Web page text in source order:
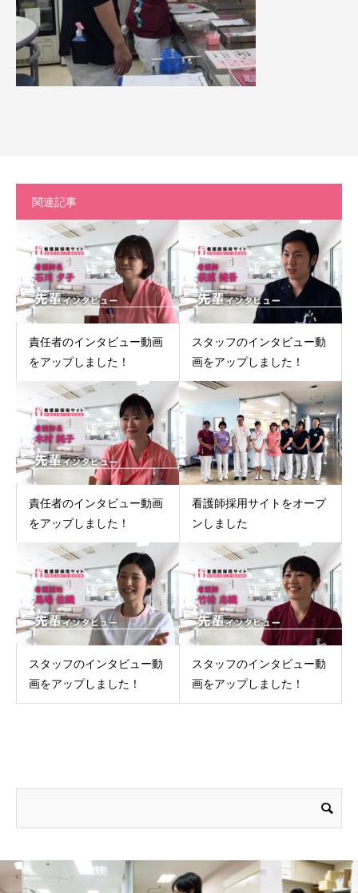
関連記事
責任者のインタビュー動画
をアップしました！
スタッフのインタビュー動
画をアップしました！
責任者のインタビュー動画
をアップしました！
看護師採用サイトをオープ
ンしました
スタッフのインタビュー動
画をアップしました！
スタッフのインタビュー動
画をアップしました！